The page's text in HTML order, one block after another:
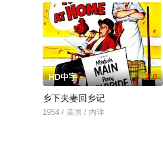
HD中字 2.0
乡下夫妻回乡记
1954 / 美国 / 内详